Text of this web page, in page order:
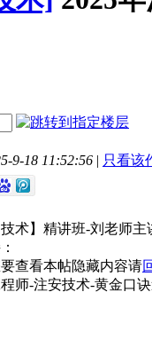
9-18 11:52:56 | 只看该
技术】精讲班-刘老师
查看本帖隐藏内容请
师-注安技术-黄金口